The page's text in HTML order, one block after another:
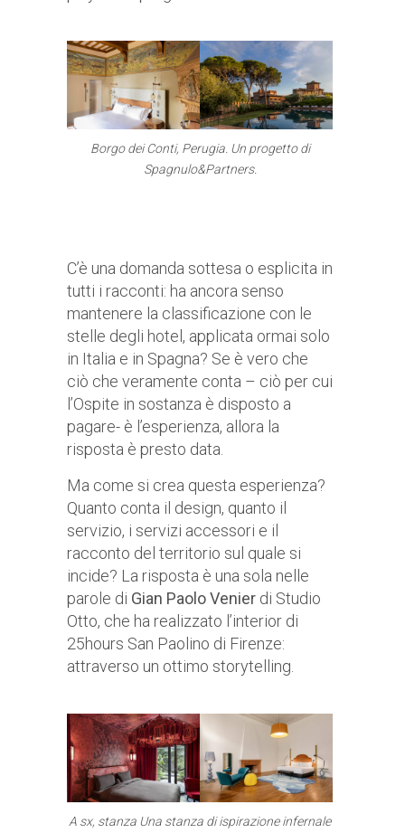
Borgo dei Conti, Perugia. Un progetto di
Spagnulo&Partners.
C’è una domanda sottesa o esplicita in
tutti i racconti: ha ancora senso
mantenere la classificazione con le
stelle degli hotel, applicata ormai solo
in Italia e in Spagna? Se è vero che
ciò che veramente conta – ciò per cui
l’Ospite in sostanza è disposto a
pagare- è l’esperienza, allora la
risposta è presto data.
Ma come si crea questa esperienza?
Quanto conta il design, quanto il
servizio, i servizi accessori e il
racconto del territorio sul quale si
incide? La risposta è una sola nelle
parole di Gian Paolo Venier di Studio
Otto, che ha realizzato l’interior di
25hours San Paolino di Firenze:
attraverso un ottimo storytelling.
A sx, stanza Una stanza di ispirazione infernale